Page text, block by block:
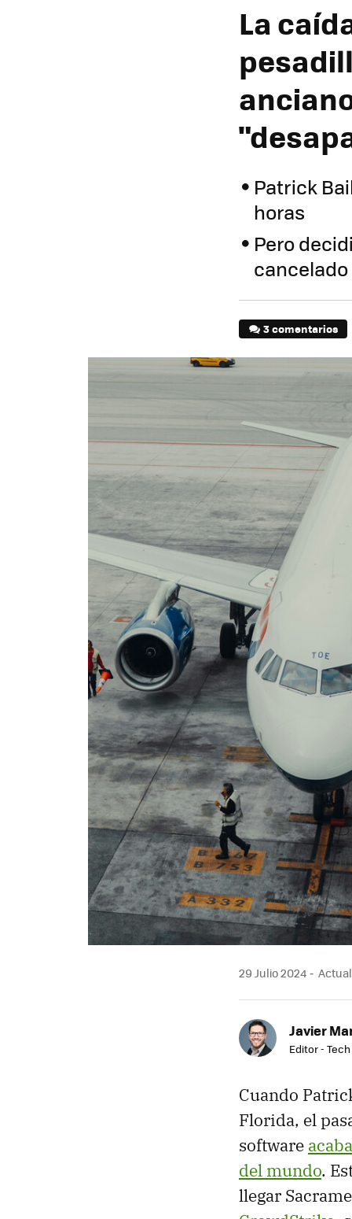
La
Patrick
horas
Pero
cancelado
3 comentarios
29 Julio 2024
Javier
Editor - Tech
Cuando
Florida, el
software
del mundo.
llegar